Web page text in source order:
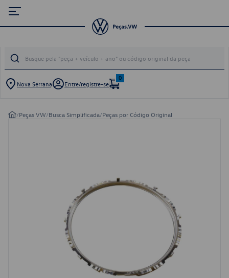
Nova Serrana Entre/registre-se
0
/Peças VW/Busca Simplificada/Peças por Código Original